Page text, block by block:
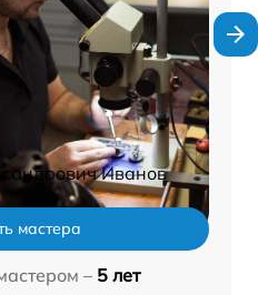
Иванов
мастера
– 5 лет